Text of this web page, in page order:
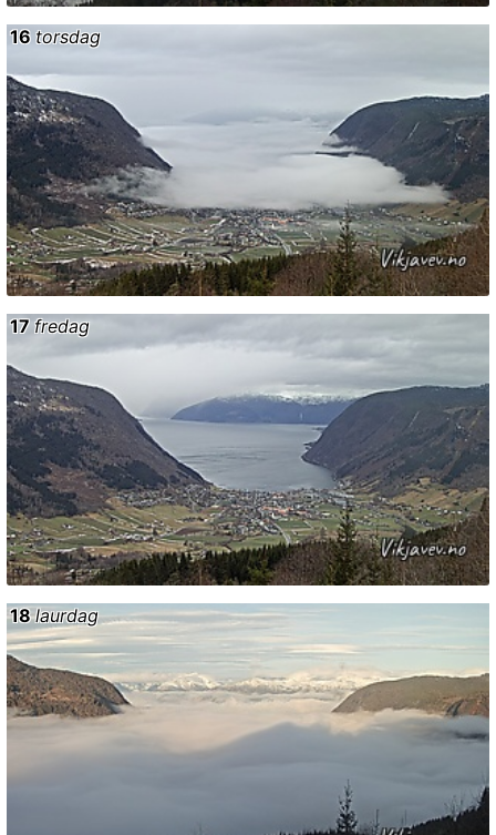
16 torsdag
17 fredag
18laurdag